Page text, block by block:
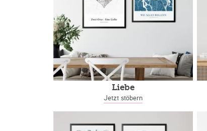
Liebe
Jetzt stöbern